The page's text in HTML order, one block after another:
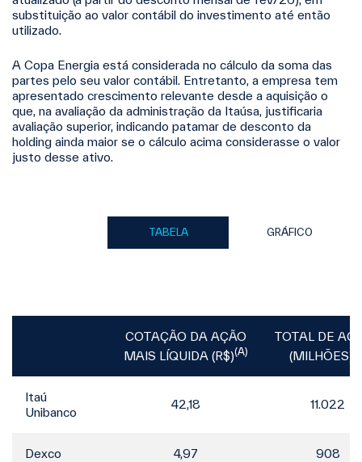
substituição ao valor contábil do investimento até então
utilizado.
A Copa Energia está considerada no cálculo da soma das
partes pelo seu valor contábil. Entretanto, a empresa tem
apresentado crescimento relevante desde a aquisição o
que, na avaliação da administração da Itaúsa, justificaria
avaliação superior, indicando patamar de desconto da
holding ainda maior se o cálculo acima considerasse o valor
justo desse ativo.
TABELA GRÁFICO
COTAÇÃO DA AÇÃO
MAIS LÍQUIDA (R$)(A)
TOTAL DE
(MILHÕES)
Itaú
Unibanco
42,18 11.022
Dexco 4,97 908